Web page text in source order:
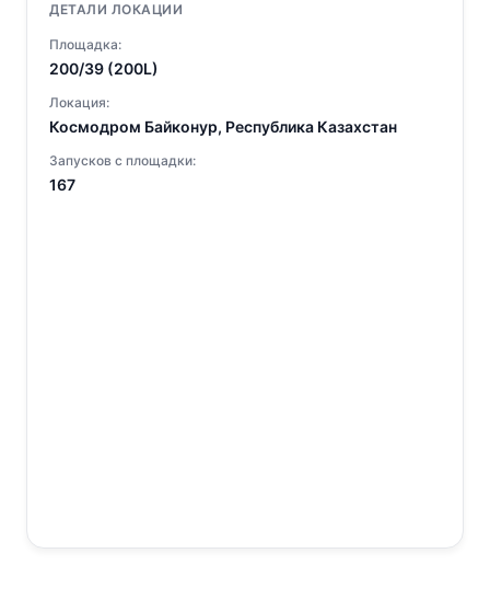
ДЕТАЛИ ЛОКАЦИИ
Площадка:
200/39 (200L)
Локация:
Космодром Байконур, Республика Казахстан
Запусков с площадки:
167